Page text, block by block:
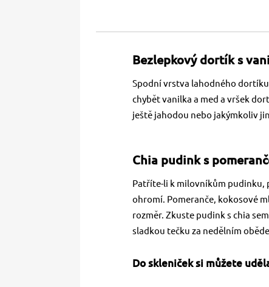
Bezlepkový dortík s
Spodní vrstva lahodného dortíku
chybět vanilka a med a vršek
ještě jahodou nebo jakýmkoliv
Chia pudink s
Patříte-li k milovníkům pudinku,
ohromí. Pomeranče, kokosové
rozměr. Zkuste pudink s chia
sladkou tečku za nedělním
Do skleniček si můžete